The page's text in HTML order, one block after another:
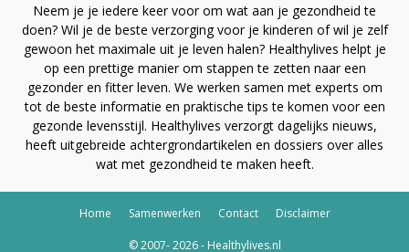
Neem je je iedere keer voor om wat aan je gezondheid te
doen? Wil je de beste verzorging voor je kinderen of wil je zelf
gewoon het maximale uit je leven halen? Healthylives helpt je
op een prettige manier om stappen te zetten naar een
gezonder en fitter leven. We werken samen met experts om
tot de beste informatie en praktische tips te komen voor een
gezonde levensstijl. Healthylives verzorgt dagelijks nieuws,
heeft uitgebreide achtergrondartikelen en dossiers over alles
wat met gezondheid te maken heeft.
Home Samenwerken Contact Disclaimer
© 2007- 2026 - Healthylives.nl